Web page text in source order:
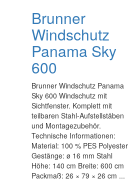
Brunner
Windschutz
Panama Sky
600
Brunner Windschutz Panama
Sky 600 Windschutz mit
Sichtfenster. Komplett mit
teilbaren Stahl-Aufstellstäben
und Montagezubehör.
Technische Informationen:
Material: 100 % PES Polyester
Gestänge: ø 16 mm Stahl
Höhe: 140 cm Breite: 600 cm
Packmaß: 26 × 79 × 26 cm ...